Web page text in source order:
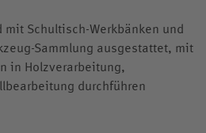
mit Schultisch-Werkbänken und
Sammlung ausgestattet, mit
in Holzverarbeitung,
durchführen